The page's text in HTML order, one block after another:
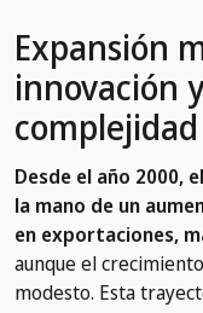
Expansión
innovación
complejidad
Desde el año 2000,
la mano de un
en exportaciones,
aunque el
modesto. Esta